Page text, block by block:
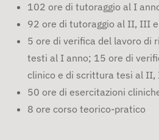
102 ore di tutoraggio al I
92 ore di tutoraggio al II, III
5 ore di verifica del lavoro di
testi al I anno; 15 ore di
clinico e di scrittura tesi al
50 ore di esercitazioni
8 ore corso teorico-pratico